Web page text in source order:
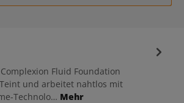
Fluid Foundation
und arbeitet nahtlos mit
Technolo… Mehr